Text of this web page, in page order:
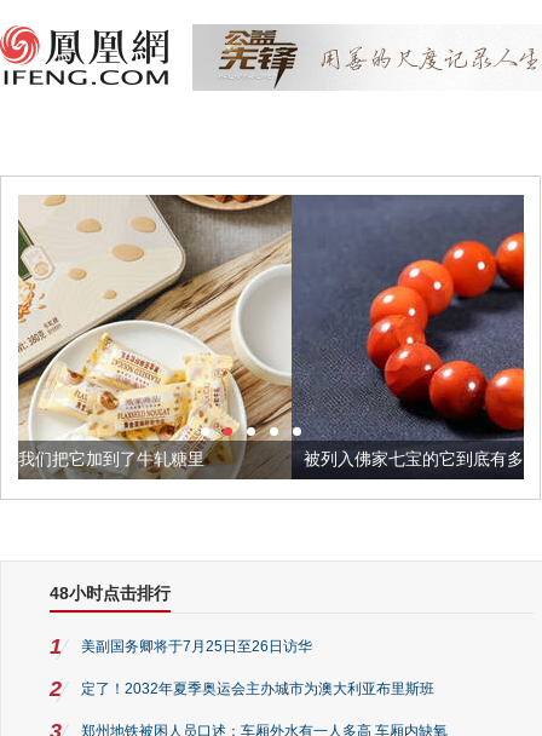
糖里 被列入佛家七宝的它到底有多美？
48小时点击排行
1 美副国务卿将于7月25日至26日访华
2 定了！2032年夏季奥运会主办城市为澳大利亚布里斯班
3 郑州地铁被困人员口述：车厢外水有一人多高 车厢内缺氧